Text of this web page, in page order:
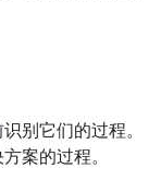
别它们的过程。
案的过程。